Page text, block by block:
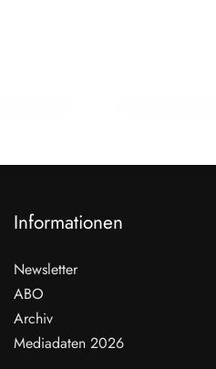
Informationen
Newsletter
ABO
Archiv
Mediadaten 2026